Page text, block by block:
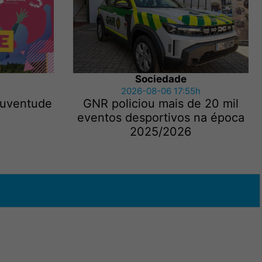
Sociedade
2026-08-06 17:55h
GNR policiou mais de 20 mil
eventos desportivos na época
2025/2026